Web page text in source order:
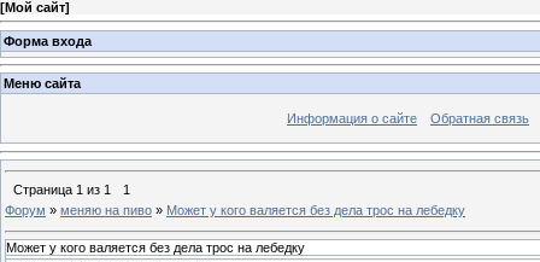
[Мой сайт]
Форма входа
Меню сайта
Информация о сайте Обратная связь
Страница 1 из 1
1
Форум » меняю на пиво » Может у кого валяется без дела трос на лебедку
Может у кого валяется без дела трос на лебедку